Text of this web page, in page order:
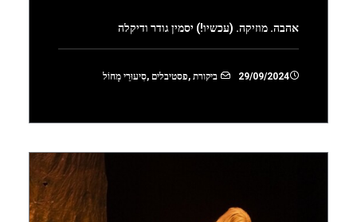
אהבה. מוזיקה. (עכשיו!) יסמין גודר ודיקלה
29/09/2024 ביקורת ,פסטיבלים ,סִיעוּרֵי מָחוֹל